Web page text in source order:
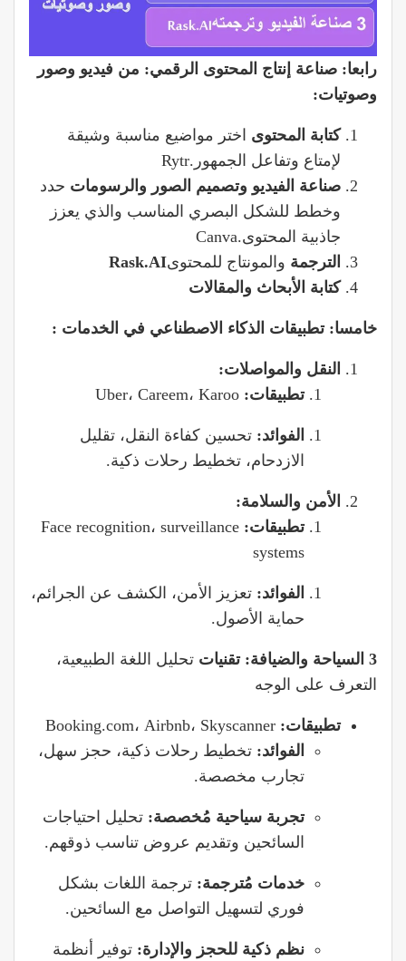
رابعا: صناعة إنتاج المحتوى الرقمي: من فيديو وصور
وصوتيات:
كتابة المحتوى اختر مواضيع مناسبة وشيقة
لإمتاع وتفاعل الجمهور.Rytr
صناعة الفيديو وتصميم الصور والرسومات حدد
وخطط للشكل البصري المناسب والذي يعزز
جاذبية المحتوى.Canva
الترجمة والمونتاج للمحتوىRask.AI
كتابة الأبحاث والمقالات
خامسا: تطبيقات الذكاء الاصطناعي في الخدمات :
النقل والمواصلات:
تطبيقات:
الفوائد: تحسين كفاءة النقل، تقليل
الازدحام، تخطيط رحلات ذكية.
الأمن والسلامة:
تطبيقات: Face recognition، surveillance
systems
الفوائد: تعزيز الأمن، الكشف عن الجرائم،
حماية الأصول.
3 السياحة والضيافة: تقنيات
تحليل اللغة الطبيعية،
التعرف على الوجه
تطبيقات:
الفوائد: تخطيط رحلات ذكية، حجز سهل،
تجارب مخصصة.
تجربة سياحية مُخصصة: تحليل احتياجات
السائحين وتقديم عروض تناسب ذوقهم.
خدمات مُترجمة: ترجمة اللغات بشكل
فوري لتسهيل التواصل مع السائحين.
نظم ذكية للحجز والإدارة: توفير أنظمة